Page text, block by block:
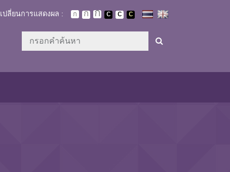
เปลี่ยนการแสดงผล :